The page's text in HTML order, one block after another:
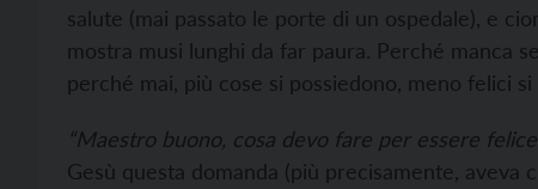
salute (mai passato le porte di un ospedale), e
mostra musi lunghi da far paura. Perché manca
perché mai, più cose si possiedono, meno felici si
“Maestro buono, cosa devo fare per essere
Gesù questa domanda (più precisamente, aveva